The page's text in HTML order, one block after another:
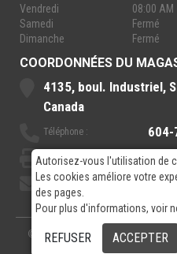
Autorisez-vous l'utilisation de
Les cookies améliore votre
des pages.
Pour plus d'informations, voir
REFUSER ACCEPTER
© 2026- RP Electronics
Vendredi
08:00 AM
Samedi
Fermé
Dimanche
Fermé
COORDONNÉES DU
4135, boul. Industriel,
Canada
Téléphone : 604-
Sans-Frais : 888-
Courriel: